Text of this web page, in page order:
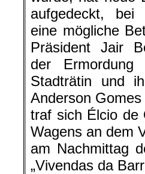
aufgedeckt,
eine mögliche
Präsident Jair
der
Stadträtin und
Anderson
traf sich Élcio de
Wagens an dem
am Nachmittag
„Vivendas da